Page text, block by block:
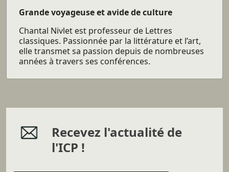
Grande voyageuse et avide de culture
Chantal Nivlet est professeur de Lettres
classiques. Passionnée par la littérature et l’art,
elle transmet sa passion depuis de nombreuses
années à travers ses conférences.
Recevez l'actualité de
l'ICP !